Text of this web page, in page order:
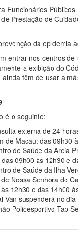
Funcionários
Prestação de
da epidemia
entrar nos centros
a exibição do
têm de usar a
é o seguinte:
externa de 24
de Macau: das 09h30
de Saúde da Areia
09h00 às 12h30 e
de Saúde da Ilha
Nossa Senhora do
12h30 e das 14h00
Van suspenderá no
Polidesportivo Tap